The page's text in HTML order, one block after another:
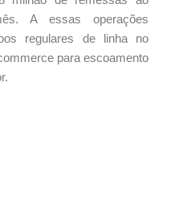
A essas operações
regulares de linha no
para escoamento